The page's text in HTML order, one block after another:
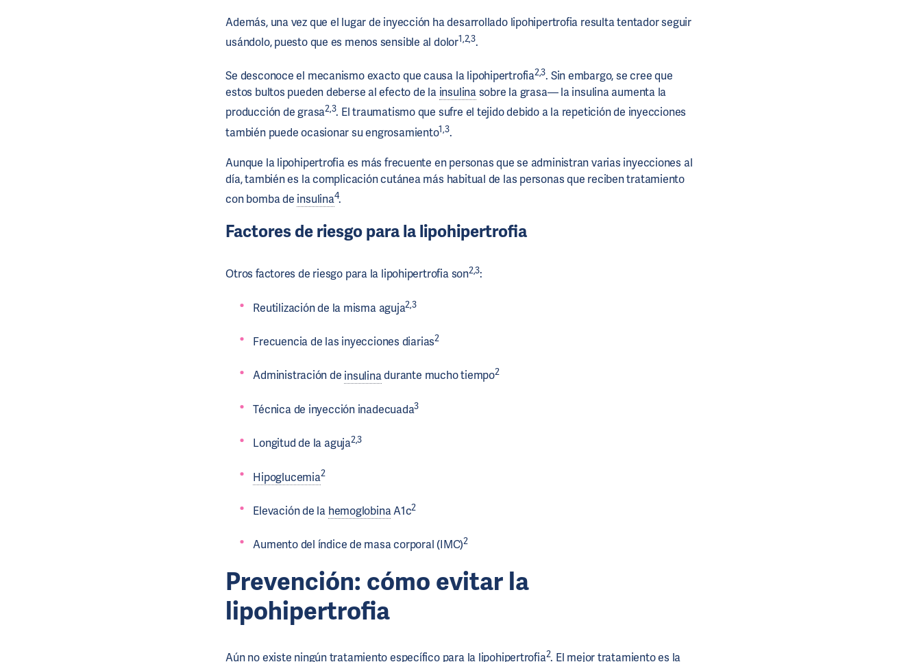
Además, una vez que el lugar de inyección ha desarrollado lipohipertrofia resulta tentador seguir
usándolo, puesto que es menos sensible al dolor1,2,3.
Se desconoce el mecanismo exacto que causa la lipohipertrofia2,3. Sin embargo, se cree que
estos bultos pueden deberse al efecto de la insulinasobre la grasa— la insulina aumenta la
producción de grasa2,3. El traumatismo que sufre el tejido debido a la repetición de inyecciones
también puede ocasionar su engrosamiento1,3.
Aunque la lipohipertrofia es más frecuente en personas que se administran varias inyecciones al
día, también es la complicación cutánea más habitual de las personas que reciben tratamiento
con bomba de insulina4.
Factores de riesgo para la lipohipertrofia
Otros factores de riesgo para la lipohipertrofia son2,3:
Reutilización de la misma aguja2,3
Frecuencia de las inyecciones diarias2
Administración de insulinadurante mucho tiempo2
Técnica de inyección inadecuada3
Longitud de la aguja2,3
Hipoglucemia2
Elevación de la hemoglobinaA1c2
Aumento del índice de masa corporal (IMC)2
Prevención: cómo evitar la
lipohipertrofia
Aún no existe ningún tratamiento específico para la lipohipertrofia2. El mejor tratamiento es la